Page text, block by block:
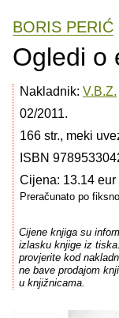
BORIS PERIĆ
Ogledi o
Nakladnik: V.B.Z.
02/2011.
166 str., meki
ISBN
Cijena: 13.14 eur
Preračunato po
Cijene knjiga su
izlasku knjige iz
provjerite kod
ne bave prodajom
u knjižnicama.